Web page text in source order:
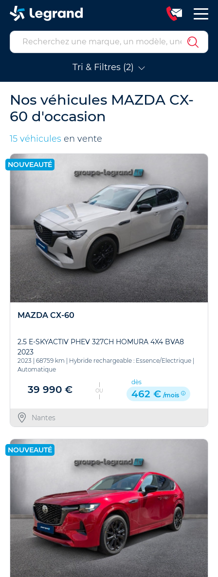
Tri & Filtres (2)
Nos véhicules MAZDA CX-
60 d'occasion
15 véhicules en vente
NOUVEAUTÉ
MAZDA CX-60
2.5 E-SKYACTIV PHEV 327CH HOMURA 4X4 BVA8
2023
2023 | 68759 km | Hybride rechargeable : Essence/Electrique |
Automatique
39 990 € OU
dès
462 € /mois
Nantes
NOUVEAUTÉ